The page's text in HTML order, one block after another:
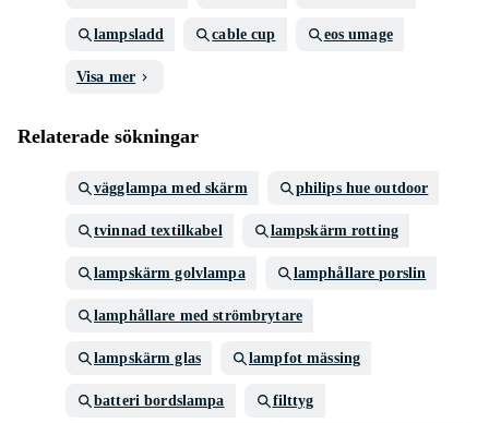
lampsladd cable cup eos umage
Visa mer
Relaterade sökningar
vägglampa med skärm philips hue outdoor
tvinnad textilkabel lampskärm rotting
lampskärm golvlampa lamphållare porslin
lamphållare med strömbrytare
lampskärm glas lampfot mässing
batteri bordslampa filttyg